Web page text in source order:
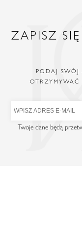
ZAPISZ
PODAJ SWÓJ
Twoje dane będą